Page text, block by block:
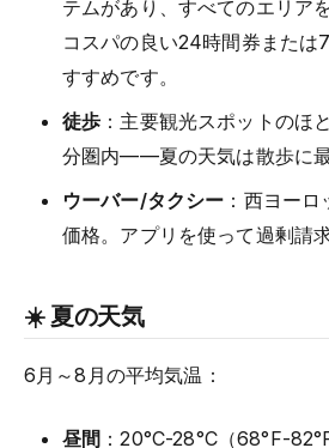
テムがあり、すべてのエリア
コスパの良い24時間券または
すすめです。
徒歩 ：主要観光スポットのほ
分圏内——夏の天気は散歩に最
ウーバー/タクシー ：西ヨー
価格。アプリを使って過剰請
☀️ 夏の天気
6月～8月の平均気温：
昼間 ：20°C-28°C（68°F-